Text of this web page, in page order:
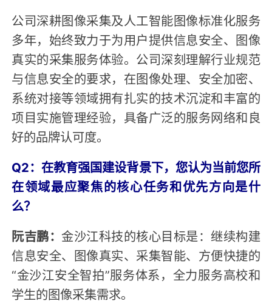
公司深耕图像采集及人工智能图像标准化服务
多年，始终致力于为用户提供信息安全、图像
真实的采集服务体验。公司深刻理解行业规范
与信息安全的要求，在图像处理、安全加密、
系统对接等领域拥有扎实的技术沉淀和丰富的
项目实施管理经验，具备广泛的服务网络和良
好的品牌认可度。
Q2：在教育强国建设背景下，您认为当前您所
在领域最应聚焦的核心任务和优先方向是什
么？
阮吉鹏：金沙江科技的核心目标是：继续构建
信息安全、图像真实、采集智能、方便快捷的
“金沙江安全智拍”服务体系，全力服务高校和
学生的图像采集需求。